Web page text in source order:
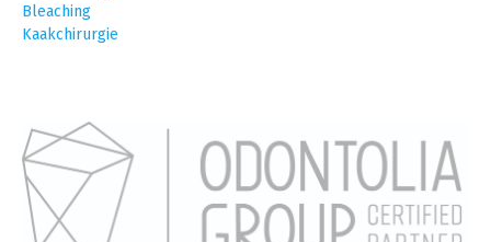
Bleaching
Kaakchirurgie